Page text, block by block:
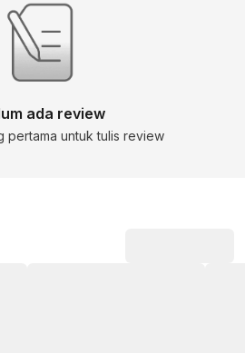
ada review
pertama untuk tulis review